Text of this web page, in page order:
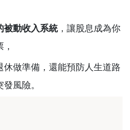
被動收入系統，讓股息成為你
休做準備，還能預防人生道路
發風險。